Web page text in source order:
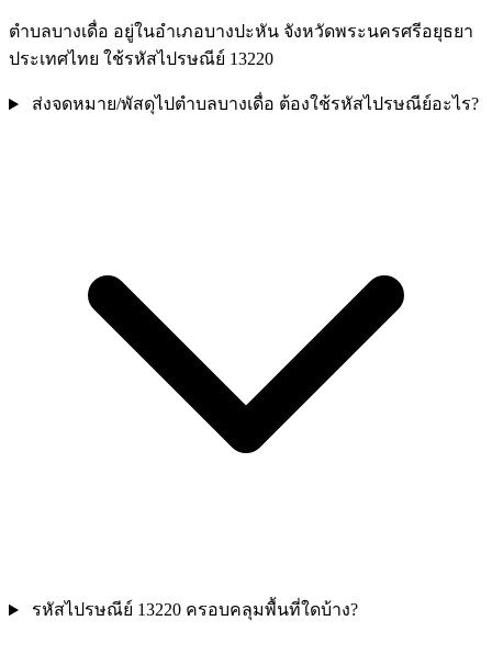
ตำบลบางเดื่อ อยู่ในอำเภอบางปะหัน จังหวัดพระนครศรีอยุธยา
ประเทศไทย ใช้รหัสไปรษณีย์ 13220
ส่งจดหมาย/พัสดุไปตำบลบางเดื่อ ต้องใช้รหัสไปรษณีย์อะไร?
รหัสไปรษณีย์ 13220 ครอบคลุมพื้นที่ใดบ้าง?